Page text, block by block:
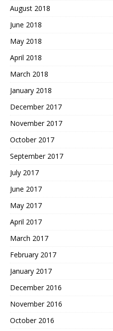
August 2018
June 2018
May 2018
April 2018
March 2018
January 2018
December 2017
November 2017
October 2017
September 2017
July 2017
June 2017
May 2017
April 2017
March 2017
February 2017
January 2017
December 2016
November 2016
October 2016